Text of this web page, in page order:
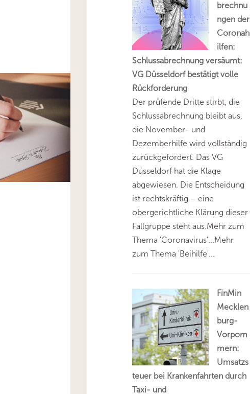
brechnu
ngen der
Coronah
ilfen:
Schlussabrechnung versäumt:
VG Düsseldorf bestätigt volle
Rückforderung
Der prüfende Dritte stirbt, die
Schlussabrechnung bleibt aus,
die November- und
Dezemberhilfe wird vollständig
zurückgefordert. Das VG
Düsseldorf hat die Klage
abgewiesen. Die Entscheidung
ist rechtskräftig – eine
obergerichtliche Klärung dieser
Fallgruppe steht aus.Mehr zum
Thema 'Coronavirus'...Mehr
zum Thema 'Beihilfe'...
FinMin
Mecklen
burg-
Vorpom
mern:
Umsatzs
teuer bei Krankenfahrten durch
Taxi- und